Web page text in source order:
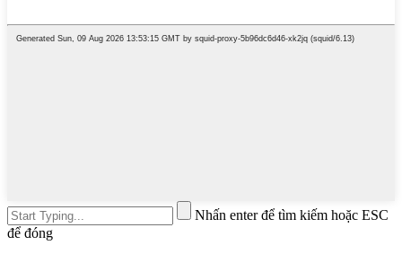
Nhấn enter để tìm kiếm hoặc ESC
để đóng